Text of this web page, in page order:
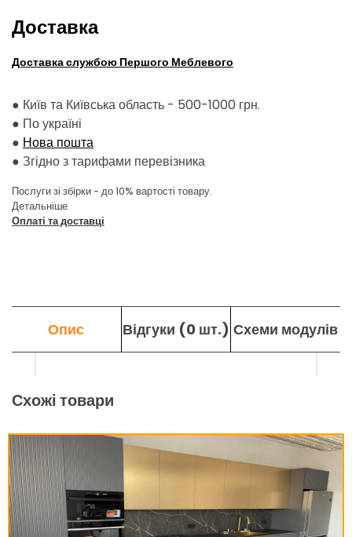
Доставка
Доставка службою Першого Меблевого
● Київ та Київська область - 500-1000 грн.
● По україні
● Нова пошта
● Згідно з тарифами перевізника
Послуги зі збірки - до 10% вартості товару.
Детальніше
Оплаті та доставці
Опис Відгуки (0 шт.) Схеми модулів
Схожі товари